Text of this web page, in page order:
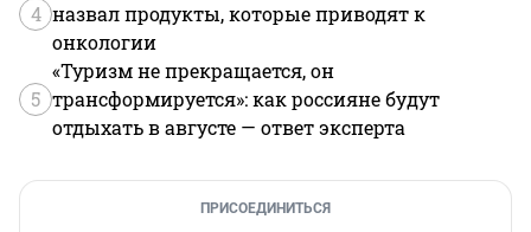
4 назвал продукты, которые приводят к
онкологии
5
«Туризм не прекращается, он
трансформируется»: как россияне будут
отдыхать в августе — ответ эксперта
ПРИСОЕДИНИТЬСЯ